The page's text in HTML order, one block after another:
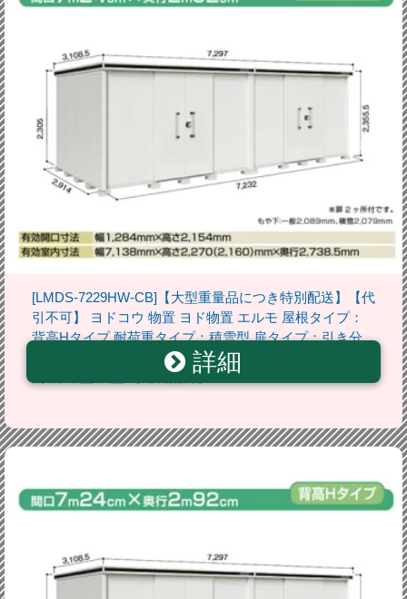
[LMDS-7229HW-CB]【大型重量品につき特別配送】【代
引不可】 ヨドコウ 物置 ヨド物置 エルモ 屋根タイプ：
背高Hタイプ 耐荷重タイプ：積雪型 扉タイプ：引き分
け戸(扉2ヶ所付） カシミヤベージュ 屋外 収納庫 屋外収
納 庭 中型 大型 【送料無料】
詳細